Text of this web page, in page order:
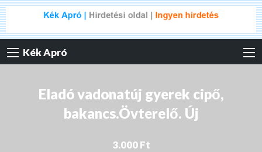
Kék Apró
Eladó vadonatúj gyerek cipő,
bakancs.Övterelő. Új
3.000 Ft